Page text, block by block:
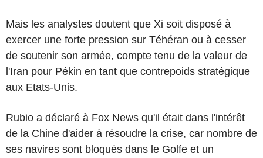
Mais les analystes doutent que Xi soit disposé à
exercer une forte pression sur Téhéran ou à cesser
de soutenir son armée, compte tenu de la valeur de
l'Iran pour Pékin en tant que contrepoids stratégique
aux Etats-Unis.
Rubio a déclaré à Fox News qu'il était dans l'intérêt
de la Chine d'aider à résoudre la crise, car nombre de
ses navires sont bloqués dans le Golfe et un